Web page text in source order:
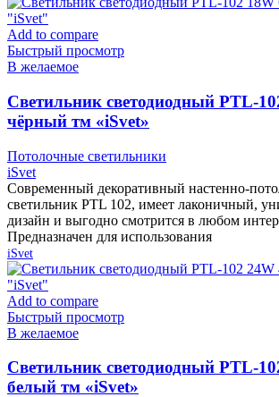
Add to compare
Быстрый просмотр
В желаемое
Cветильник светодиодный PTL-
чёрный тм «iSvet»
Потолочные светильники
iSvet
Современный декоративный настенно-
светильник PTL 102, имеет лаконичный,
дизайн и выгодно смотрится в любом
Предназначен для использования
iSvet
Add to compare
Быстрый просмотр
В желаемое
Cветильник светодиодный PTL-
белый тм «iSvet»